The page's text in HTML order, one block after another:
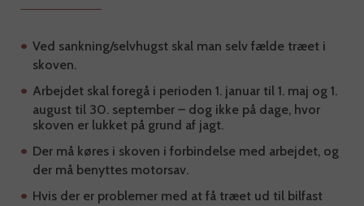
Ved sankning/selvhugst skal man selv fælde træet i
skoven.
Arbejdet skal foregå i perioden 1. januar til 1. maj og 1.
august til 30. september – dog ikke på dage, hvor
skoven er lukket på grund af jagt.
Der må køres i skoven i forbindelse med arbejdet, og
der må benyttes motorsav.
Hvis der er problemer med at få træet ud til bilfast